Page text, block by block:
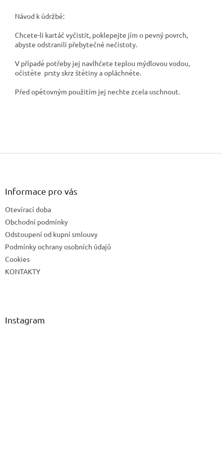
Návod k údržbě:
Chcete-li kartáč vyčistit, poklepejte jím o pevný povrch,
abyste odstranili přebytečné nečistoty.
V případě potřeby jej navlhčete teplou mýdlovou vodou,
očistěte prsty skrz štětiny a opláchněte.
Před opětovným použitím jej nechte zcela uschnout.
Z
Informace pro vás
Otevírací doba
Obchodní podmínky
Odstoupení od kupní smlouvy
Podmínky ochrany osobních údajů
Cookies
KONTAKTY
Instagram